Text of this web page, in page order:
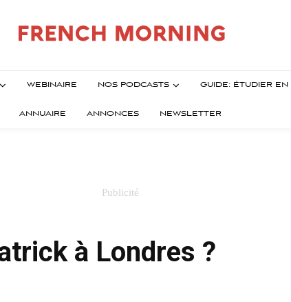
WEBINAIRE NOS PODCASTS GUIDE: ÉTUDIER EN
ANNUAIRE ANNONCES NEWSLETTER
à Londres ?